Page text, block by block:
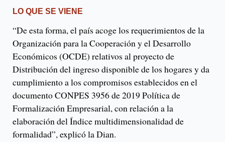
LO QUE SE VIENE
“De esta forma, el país acoge los requerimientos de la
Organización para la Cooperación y el Desarrollo
Económicos (OCDE) relativos al proyecto de
Distribución del ingreso disponible de los hogares y da
cumplimiento a los compromisos establecidos en el
documento CONPES 3956 de 2019 Política de
Formalización Empresarial, con relación a la
elaboración del Índice multidimensionalidad de
formalidad”, explicó la Dian.